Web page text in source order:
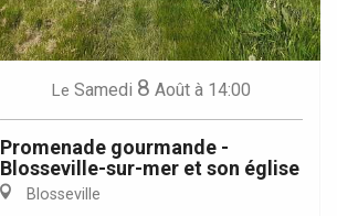
Le Samedi 8 Août à 14:00
Promenade gourmande -
Blosseville-sur-mer et son église
Blosseville